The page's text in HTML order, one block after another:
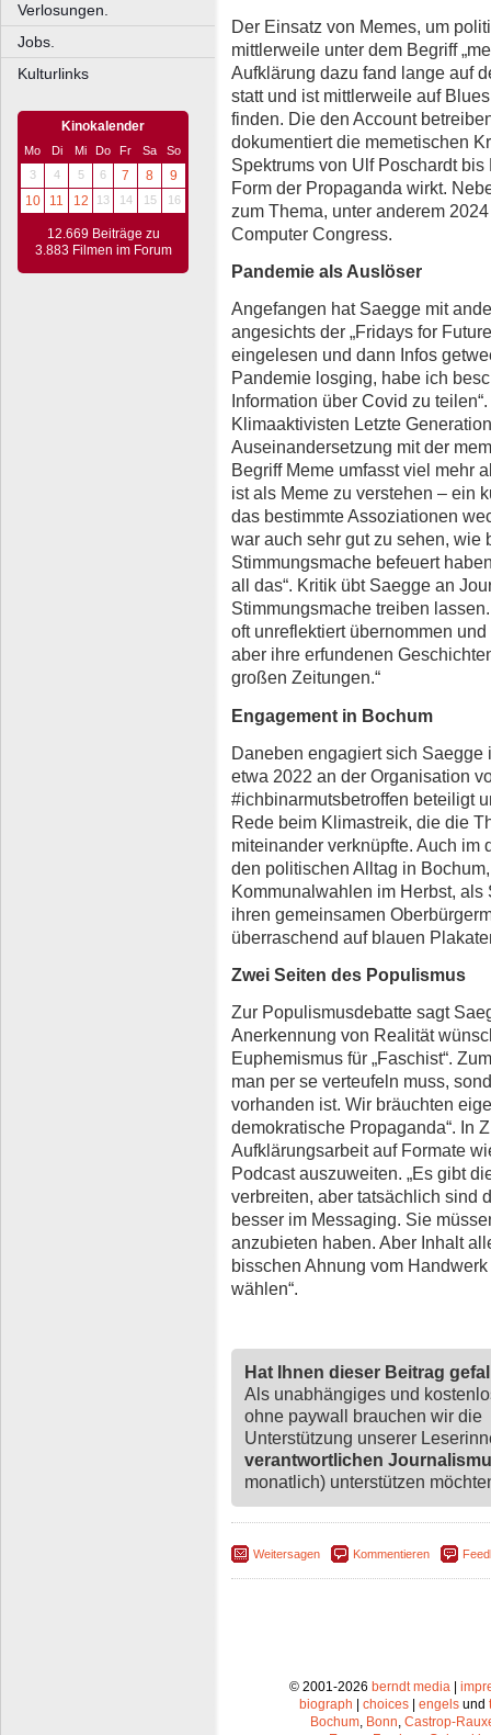
Verlosungen.
Jobs.
Kulturlinks
Kinokalender
Mo Di Mi Do Fr Sa
So
3
4 5 6 7 8
9
10
11 12 13 14 15 16
12.669 Beiträge zu
3.883 Filmen im Forum
Der Einsatz von Memes, um
mittlerweile unter dem Begriff
Aufklärung dazu fand lange auf
statt und ist mittlerweile auf
finden. Die den Account
dokumentiert die memetischen
Spektrums von Ulf Poschardt
Form der Propaganda wirkt.
zum Thema, unter anderem
Computer Congress.
Pandemie als Auslöser
Angefangen hat Saegge mit
angesichts der „Fridays for
eingelesen und dann Infos
Pandemie losging, habe ich
Information über Covid zu
Klimaaktivisten Letzte
Auseinandersetzung mit der
Begriff Meme umfasst viel mehr
ist als Meme zu verstehen – ein
das bestimmte Assoziationen
war auch sehr gut zu sehen, wie
Stimmungsmache befeuert
all das“. Kritik übt Saegge an
Stimmungsmache treiben
oft unreflektiert übernommen
aber ihre erfundenen
großen Zeitungen.“
Engagement in Bochum
Daneben engagiert sich
etwa 2022 an der Organisation
#ichbinarmutsbetroffen beteiligt
Rede beim Klimastreik, die die
miteinander verknüpfte. Auch
den politischen Alltag in
Kommunalwahlen im Herbst,
ihren gemeinsamen
überraschend auf blauen
Zwei Seiten des Populismus
Zur Populismusdebatte sagt
Anerkennung von Realität
Euphemismus für „Faschist“.
man per se verteufeln muss,
vorhanden ist. Wir bräuchten
demokratische Propaganda“. In
Aufklärungsarbeit auf Formate
Podcast auszuweiten. „Es gibt
verbreiten, aber tatsächlich sind
besser im Messaging. Sie
anzubieten haben. Aber Inhalt
bisschen Ahnung vom
wählen“.
Hat Ihnen dieser Beitrag
Als unabhängiges und
ohne paywall brauchen wir die
Unterstützung unserer
verantwortlichen
monatlich) unterstützen
Weitersagen Kommentieren
© 2001-2026 berndt media |
biograph | choices | engels und
Bochum Bonn Castrop-